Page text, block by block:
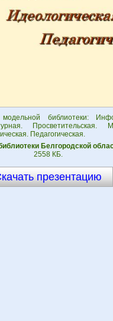
библиотеки:
Просветительская.
Педагогическая.
Белгородской
2558 КБ.
презентацию